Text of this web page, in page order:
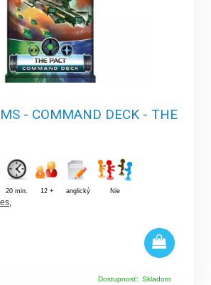
- COMMAND DECK - THE
20 min. 12 + anglický Nie
Dostupnosť: Skladom